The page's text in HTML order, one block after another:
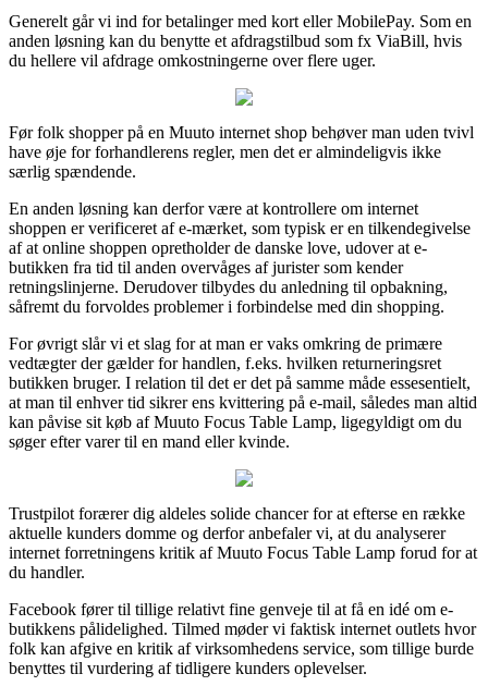
Generelt går vi ind for betalinger med kort eller MobilePay. Som en
anden løsning kan du benytte et afdragstilbud som fx ViaBill, hvis
du hellere vil afdrage omkostningerne over flere uger.
Før folk shopper på en Muuto internet shop behøver man uden tvivl
have øje for forhandlerens regler, men det er almindeligvis ikke
særlig spændende.
En anden løsning kan derfor være at kontrollere om internet
shoppen er verificeret af e-mærket, som typisk er en tilkendegivelse
af at online shoppen opretholder de danske love, udover at e-
butikken fra tid til anden overvåges af jurister som kender
retningslinjerne. Derudover tilbydes du anledning til opbakning,
såfremt du forvoldes problemer i forbindelse med din shopping.
For øvrigt slår vi et slag for at man er vaks omkring de primære
vedtægter der gælder for handlen, f.eks. hvilken returneringsret
butikken bruger. I relation til det er det på samme måde essesentielt,
at man til enhver tid sikrer ens kvittering på e-mail, således man altid
kan påvise sit køb af Muuto Focus Table Lamp, ligegyldigt om du
søger efter varer til en mand eller kvinde.
Trustpilot forærer dig aldeles solide chancer for at efterse en række
aktuelle kunders domme og derfor anbefaler vi, at du analyserer
internet forretningens kritik af Muuto Focus Table Lamp forud for at
du handler.
Facebook fører til tillige relativt fine genveje til at få en idé om e-
butikkens pålidelighed. Tilmed møder vi faktisk internet outlets hvor
folk kan afgive en kritik af virksomhedens service, som tillige burde
benyttes til vurdering af tidligere kunders oplevelser.